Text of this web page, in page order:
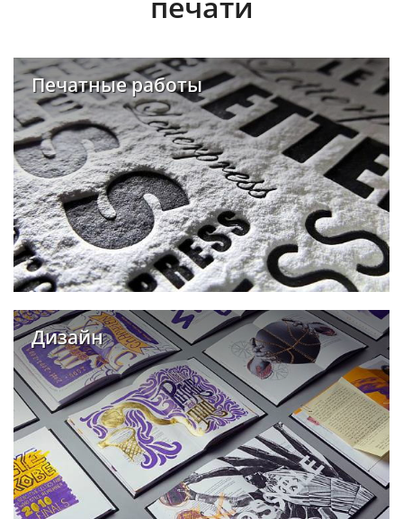
Печатные работы
Дизайн